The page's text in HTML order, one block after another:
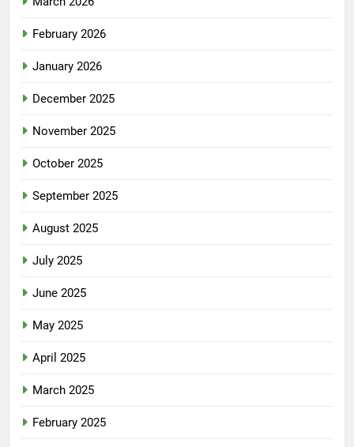
February 2026
January 2026
December 2025
November 2025
October 2025
September 2025
August 2025
July 2025
June 2025
May 2025
April 2025
March 2025
February 2025